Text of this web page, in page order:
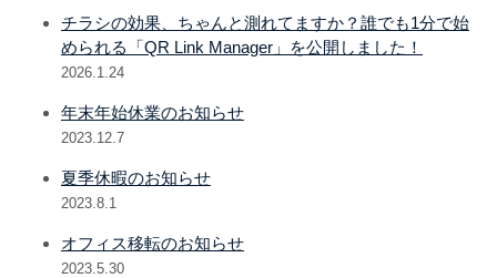
チラシの効果、ちゃんと測れてますか？誰でも1分で始
められる「QR Link Manager」を公開しました！
2026.1.24
年末年始休業のお知らせ
2023.12.7
夏季休暇のお知らせ
2023.8.1
オフィス移転のお知らせ
2023.5.30